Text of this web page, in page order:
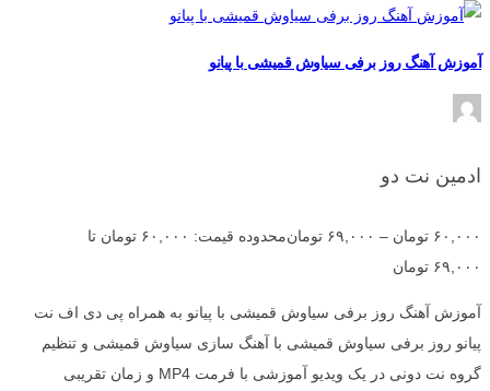
آموزش آهنگ روز برفی سیاوش قمیشی با پیانو
ادمین نت دو
۶۰,۰۰۰ تومان – ۶۹,۰۰۰ تومان
محدوده قیمت: ۶۰,۰۰۰ تومان تا
۶۹,۰۰۰ تومان
آموزش آهنگ روز برفی سیاوش قمیشی با پیانو به همراه پی دی اف نت
پیانو روز برفی سیاوش قمیشی با آهنگ سازی سیاوش قمیشی و تنظیم
گروه نت دونی در یک ویدیو آموزشی با فرمت MP4 و زمان تقریبی